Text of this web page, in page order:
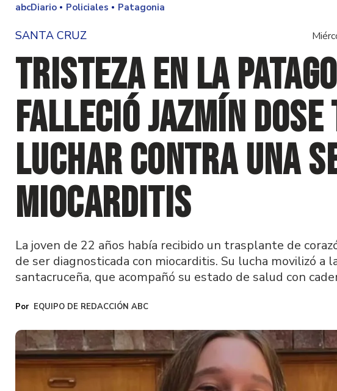
abcDiario Policiales Patagonia
SANTA CRUZ
Tristeza en la
falleció Jazmín
luchar contra una
miocarditis
La joven de 22 años había recibido un trasplante de
de ser diagnosticada con miocarditis. Su lucha movilizó a
santacruceña, que acompañó su estado de salud con
EQUIPO DE REDACCIÓN ABC